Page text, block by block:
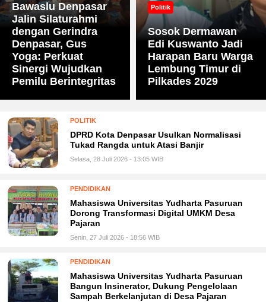
Bawaslu Denpasar
Jalin Silaturahmi
dengan Gerindra
Denpasar, Gus
Yoga: Perkuat
Sinergi Wujudkan
Pemilu Berintegritas
Politik
Sosok Dermawan
Edi Kuswanto Jadi
Harapan Baru Warga
Lembung Timur di
Pilkades 2029
POLITIK
DPRD Kota Denpasar Usulkan Normalisasi
Tukad Rangda untuk Atasi Banjir
Selasa, 28 Juli 2026 - 13:05 WIB
PENDIDIKAN
Mahasiswa Universitas Yudharta Pasuruan
Dorong Transformasi Digital UMKM Desa
Pajaran
Senin, 27 Juli 2026 - 18:56 WIB
PENDIDIKAN
Mahasiswa Universitas Yudharta Pasuruan
Bangun Insinerator, Dukung Pengelolaan
Sampah Berkelanjutan di Desa Pajaran